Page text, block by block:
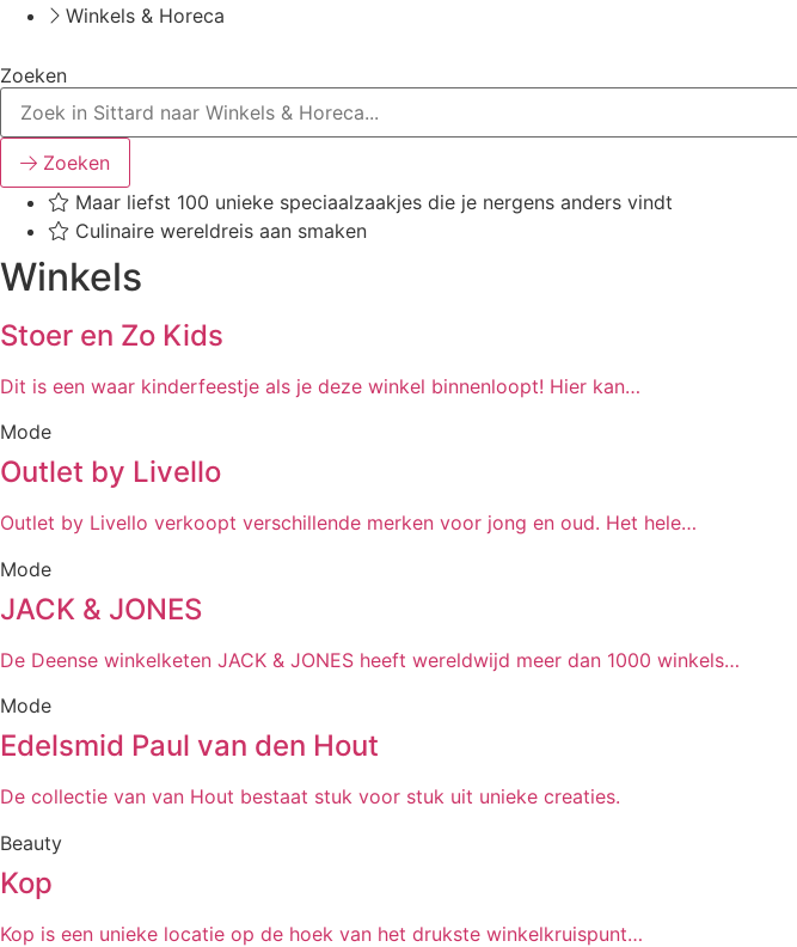
Winkels & Horeca
Zoeken
Zoeken
Maar liefst 100 unieke speciaalzaakjes die je nergens anders vindt
Culinaire wereldreis aan smaken
Winkels
Stoer en Zo Kids
Dit is een waar kinderfeestje als je deze winkel binnenloopt! Hier kan…
Mode
Outlet by Livello
Outlet by Livello verkoopt verschillende merken voor jong en oud. Het hele…
Mode
JACK & JONES
De Deense winkelketen JACK & JONES heeft wereldwijd meer dan 1000 winkels…
Mode
Edelsmid Paul van den Hout
De collectie van van Hout bestaat stuk voor stuk uit unieke creaties.
Beauty
Kop
Kop is een unieke locatie op de hoek van het drukste winkelkruispunt…